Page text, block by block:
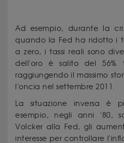
Ad esempio, durante la
quando la Fed ha ridotto i
a zero, i tassi reali sono
dell'oro è salito del
raggiungendo il massimo
l'oncia nel settembre 2011.
La situazione inversa è
esempio, negli anni '80,
Volcker alla Fed, gli
interesse per controllare